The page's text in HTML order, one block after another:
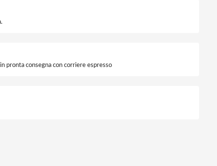
pronta consegna con corriere espresso